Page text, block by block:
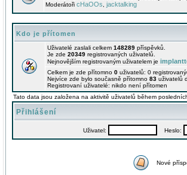
Moderátoři cHaOOs jacktalking
Kdo je přítomen
Uživatelé zaslali celkem 148289 příspěvků.
Je zde 20349 registrovaných uživatelů.
Nejnovějším registrovaným uživatelem je
Celkem je zde přítomno 0 uživatelů: 0
Nejvíce zde bylo současně přítomno 83 uživatelů
Registrovaní uživatelé: nikdo není přítomen
Tato data jsou založena na aktivitě uživatelů během
Přihlášení
Uživatel: Heslo:
Nové